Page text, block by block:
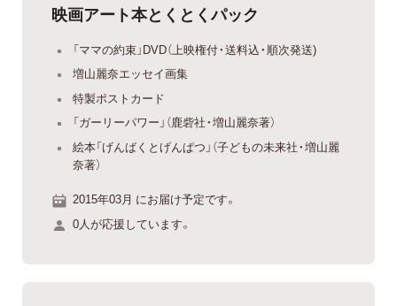
映画アート本とくとくパック
「ママの約束」DVD（上映権付・送料込・順次発送)
増山麗奈エッセイ画集
特製ポストカード
「ガーリーパワー」（鹿砦社・増山麗奈著）
絵本「げんばくとげんぱつ」（子どもの未来社・増山麗
奈著）
2015年03月 にお届け予定です。
0人が応援しています。